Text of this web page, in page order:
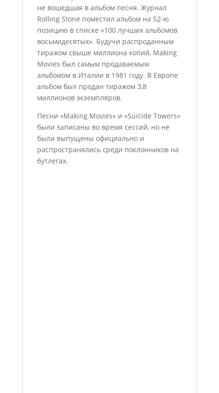
не вошедшая в альбом песня. Журнал
Rolling Stone поместил альбом на 52-ю
позицию в списке «100 лучших альбомов
восьмидесятых». Будучи распроданным
тиражом свыше миллиона копий, Making
Movies был самым продаваемым
альбомом в Италии в 1981 году. В Европе
альбом был продан тиражом 3,8
миллионов экземпляров.
Песни «Making Movies» и «Suicide Towers»
были записаны во время сессий, но не
были выпущены официально и
распространялись среди поклонников на
бутлегах.